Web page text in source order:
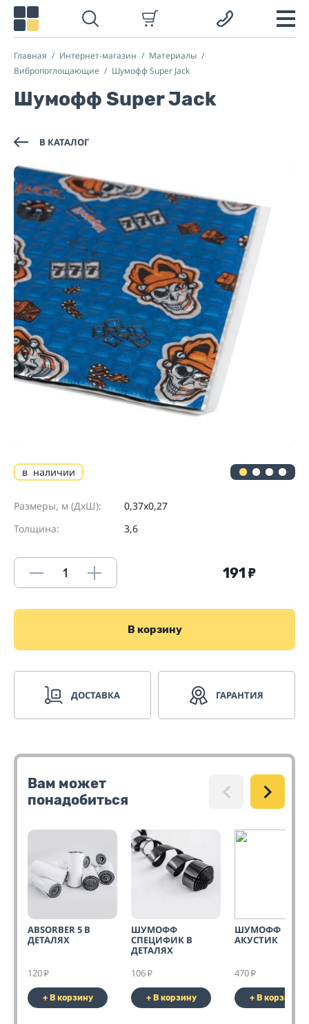
Главная Интернет-магазин
Материалы
Вибропоглощающие
Шумофф Super Jack
Шумофф Super Jack
В КАТАЛОГ
в наличии
Размеры, м (ДхШ):
0,37х0,27
Толщина:
3,6
191 ₽
В корзину
ДОСТАВКА ГАРАНТИЯ
Вам может
понадобиться
ABSORBER 5 В
ДЕТАЛЯХ
120 ₽
+ В корзину
ШУМОФФ
СПЕЦИФИК В
ДЕТАЛЯХ
106 ₽
+ В корзину
ШУМОФФ
АКУСТИК
470 ₽
+ В корзину